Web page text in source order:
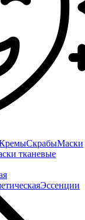
СкрабыМаски
тканевые
Эссенции